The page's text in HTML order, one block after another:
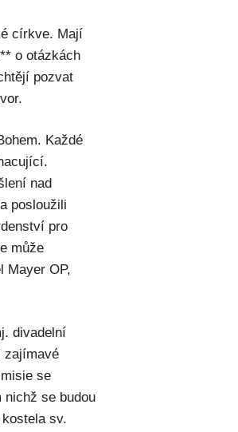
církve. Mají
o otázkách
pozvat
Každé
nad
posloužili
pro
může
Mayer OP,
divadelní
zajímavé
se
se budou
sv.